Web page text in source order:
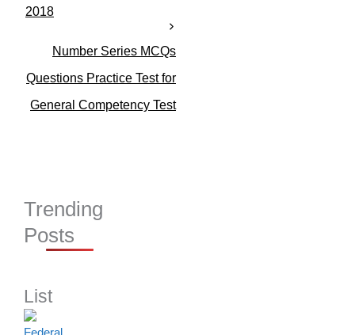
o
s
2018
Number Series MCQs
Questions Practice Test for
General Competency Test
Trending
Posts
List